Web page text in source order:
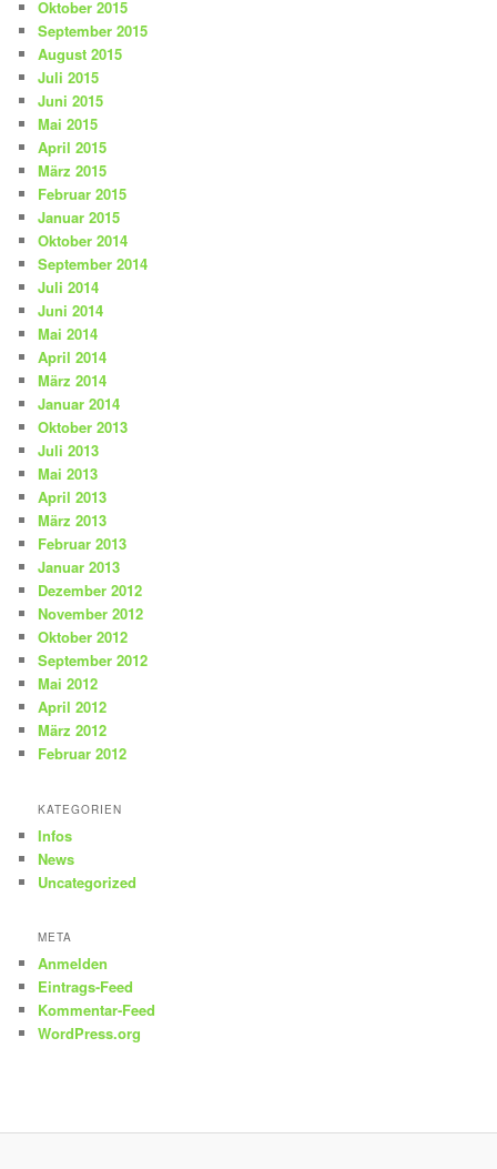
Oktober 2015
September 2015
August 2015
Juli 2015
Juni 2015
Mai 2015
April 2015
März 2015
Februar 2015
Januar 2015
Oktober 2014
September 2014
Juli 2014
Juni 2014
Mai 2014
April 2014
März 2014
Januar 2014
Oktober 2013
Juli 2013
Mai 2013
April 2013
März 2013
Februar 2013
Januar 2013
Dezember 2012
November 2012
Oktober 2012
September 2012
Mai 2012
April 2012
März 2012
Februar 2012
KATEGORIEN
Infos
News
Uncategorized
META
Anmelden
Eintrags-Feed
Kommentar-Feed
WordPress.org